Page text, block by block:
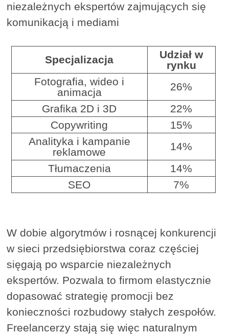
niezależnych ekspertów zajmujących się
komunikacją i mediami
Specjalizacja
Udział w
rynku
Fotografia, wideo i
animacja
26%
Grafika 2D i 3D
22%
Copywriting
15%
Analityka i kampanie
reklamowe
14%
Tłumaczenia
14%
SEO
7%
W dobie algorytmów i rosnącej konkurencji
w sieci przedsiębiorstwa coraz częściej
sięgają po wsparcie niezależnych
ekspertów. Pozwala to firmom elastycznie
dopasować strategię promocji bez
konieczności rozbudowy stałych zespołów.
Freelancerzy stają się więc naturalnym